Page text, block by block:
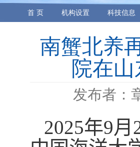
首 页 机构设置 科技信息
南蟹北养
院在
发布者：
2025年9月